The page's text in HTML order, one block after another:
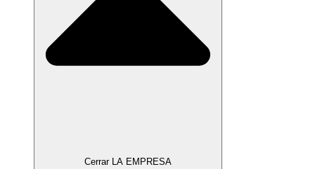
Cerrar LA EMPRESA